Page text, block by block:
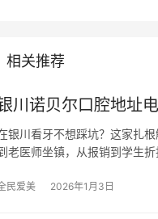
相关推荐
川诺贝尔口腔地址
银川看牙不想踩坑？这家扎
老医师坐镇，从报销到学生
民爱美 2026年1月3日